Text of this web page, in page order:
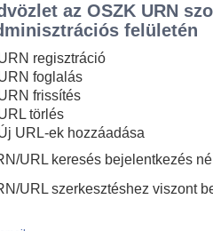
az OSZK URN
felületén
regisztráció
foglalás
frissítés
törlés
URL-ek hozzáadása
URL keresés bejelentkezés
URL szerkesztéshez viszont